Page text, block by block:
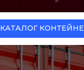
КАТАЛОГ